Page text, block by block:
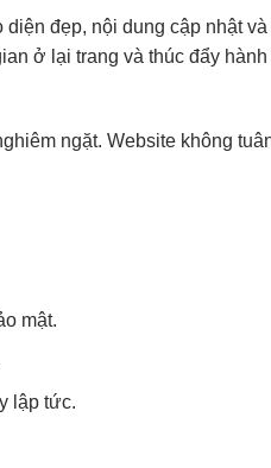
đẹp, nội dung cập nhật
ở lại trang và thúc đẩy
ngặt. Website không
mật.
lập tức.